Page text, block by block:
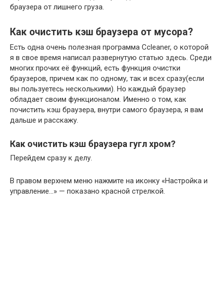
браузера от лишнего груза.
Как очистить кэш браузера от мусора?
Есть одна очень полезная программа Ccleaner, о которой
я в свое время написал развернутую статью здесь. Среди
многих прочих её функций, есть функция очистки
браузеров, причем как по одному, так и всех сразу(если
вы пользуетесь несколькими). Но каждый браузер
обладает своим функционалом. Именно о том, как
почистить кэш браузера, внутри самого браузера, я вам
дальше и расскажу.
Как очистить кэш браузера гугл хром?
Перейдем сразу к делу.
В правом верхнем меню нажмите на иконку «Настройка и
управление…» — показано красной стрелкой.